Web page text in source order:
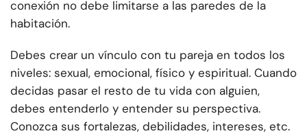
conexión no debe limitarse a las paredes de la
habitación.
Debes crear un vínculo con tu pareja en todos los
niveles: sexual, emocional, físico y espiritual. Cuando
decidas pasar el resto de tu vida con alguien,
debes entenderlo y entender su perspectiva.
Conozca sus fortalezas, debilidades, intereses, etc.